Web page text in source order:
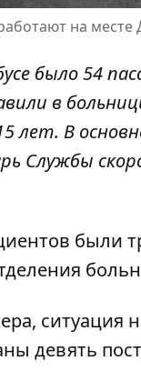
на месте
было 54
в
лет. В
Службы
были
ситуация
девять